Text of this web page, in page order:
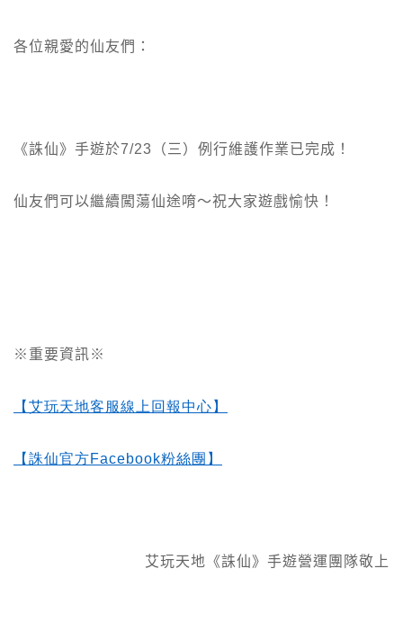
各位親愛的仙友們：
《誅仙》手遊於7/23（三）例行維護作業已完成！
仙友們可以繼續闖蕩仙途唷～祝大家遊戲愉快！
※重要資訊※
【艾玩天地客服線上回報中心】
【誅仙官方Facebook粉絲團】
艾玩天地《誅仙》手遊營運團隊敬上